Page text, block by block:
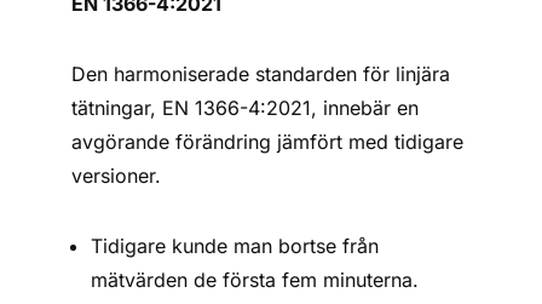
Den harmoniserade standarden för linjära
tätningar, EN 1366-4:2021, innebär en
avgörande förändring jämfört med tidigare
versioner.
Tidigare kunde man bortse från
mätvärden de första fem minuterna.